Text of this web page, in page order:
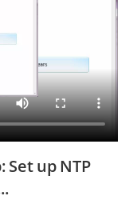
up NTP